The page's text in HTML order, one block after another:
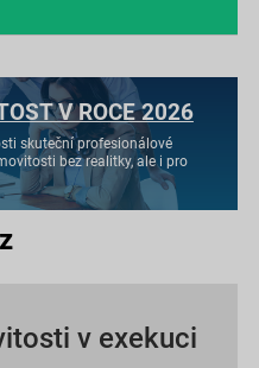
V ROCE 2026
skuteční profesionálové
bez realitky, ale i pro
v exekuci